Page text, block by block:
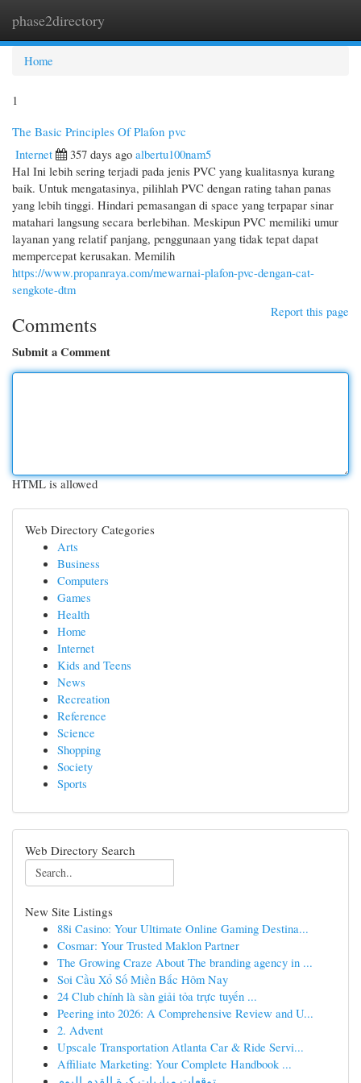
phase2directory
Home
1
The Basic Principles Of Plafon pvc
Internet
357 days ago albertu100nam5
Hal Ini lebih sering terjadi pada jenis PVC yang kualitasnya kurang
baik. Untuk mengatasinya, pilihlah PVC dengan rating tahan panas
yang lebih tinggi. Hindari pemasangan di space yang terpapar sinar
matahari langsung secara berlebihan. Meskipun PVC memiliki umur
layanan yang relatif panjang, penggunaan yang tidak tepat dapat
mempercepat kerusakan. Memilih
https://www.propanraya.com/mewarnai-plafon-pvc-dengan-cat-
sengkote-dtm
Report this page
Comments
Submit a Comment
HTML is allowed
Web Directory Categories
Arts
Business
Computers
Games
Health
Home
Internet
Kids and Teens
News
Recreation
Reference
Science
Shopping
Society
Sports
Web Directory Search
New Site Listings
88i Casino: Your Ultimate Online Gaming Destina...
Cosmar: Your Trusted Maklon Partner
The Growing Craze About The branding agency in ...
Soi Cầu Xổ Số Miền Bắc Hôm Nay
24 Club chính là sàn giải tỏa trực tuyến ...
Peering into 2026: A Comprehensive Review and U...
2. Advent
Upscale Transportation Atlanta Car & Ride Servi...
Affiliate Marketing: Your Complete Handbook ...